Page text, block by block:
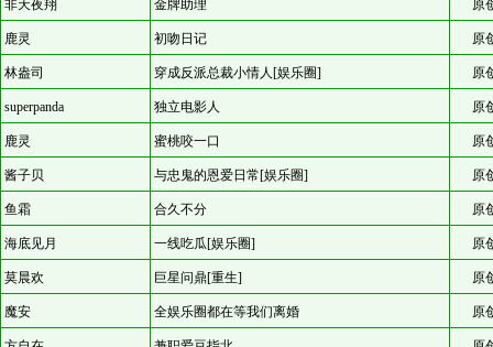
非天夜翔 金牌助理 原
鹿灵 初吻日记 原
林盎司 穿成反派总裁小情人[娱乐圈] 原
superpanda 独立电影人 原
鹿灵 蜜桃咬一口 原
酱子贝 与忠鬼的恩爱日常[娱乐圈] 原
鱼霜 合久不分 原
海底见月 一线吃瓜[娱乐圈] 原
莫晨欢 巨星问鼎[重生] 原
魔安 全娱乐圈都在等我们离婚 原